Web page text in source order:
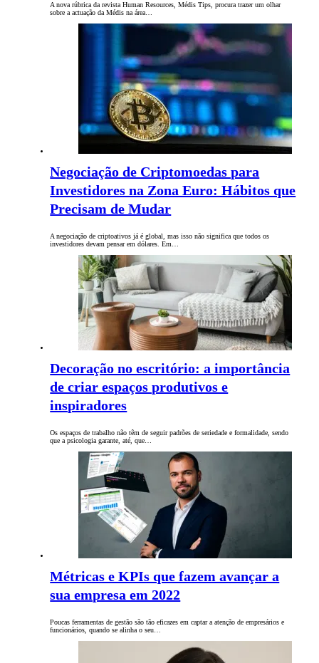
A nova rúbrica da revista Human Resources, Médis Tips, procura trazer um olhar
sobre a actuação da Médis na área…
Negociação de Criptomoedas para
Investidores na Zona Euro: Hábitos que
Precisam de Mudar
A negociação de criptoativos já é global, mas isso não significa que todos os
investidores devam pensar em dólares. Em…
Decoração no escritório: a importância
de criar espaços produtivos e
inspiradores
Os espaços de trabalho não têm de seguir padrões de seriedade e formalidade, sendo
que a psicologia garante, até, que…
Métricas e KPIs que fazem avançar a
sua empresa em 2022
Poucas ferramentas de gestão são tão eficazes em captar a atenção de empresários e
funcionários, quando se alinha o seu…